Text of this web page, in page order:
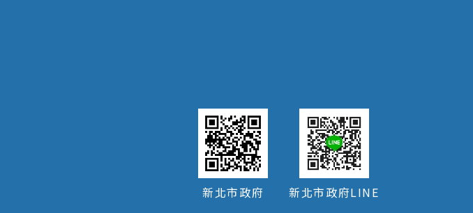
新北市政府 新北市政府LINE